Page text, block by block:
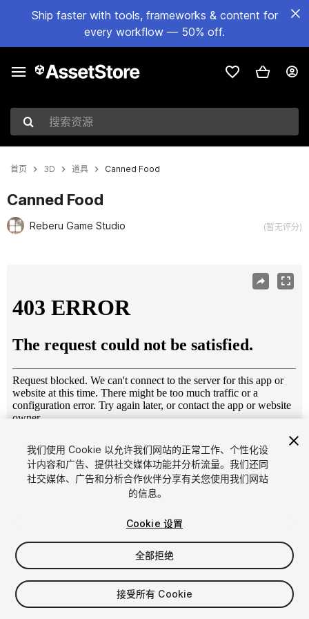
Ship faster with tools, frameworks & content for
every workflow — 50% off.
搜索资源
首页 3D 道具 Canned Food
Canned Food
Reberu Game Studio (暂无评分)
1/17
$4.99
增值税将在结算时计算
我们使用 Cookie 以允许我们网站的正常工作、个性化设
计内容和广告、提供社交媒体功能并分析流量。我们还同
社交媒体、广告和分析合作伙伴分享有关您使用我们网站
的信息。
Cookie 设置
全部拒绝
接受所有 Cookie